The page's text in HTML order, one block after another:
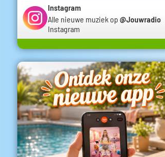
Instagram
Alle nieuwe muziek op @Jouwradio
Instagram